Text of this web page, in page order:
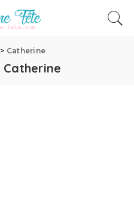
> Catherine
Catherine